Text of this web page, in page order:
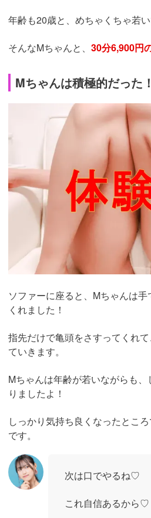
年齢も20歳と、めちゃくちゃ若い
そんなMちゃんと、 30分6,900円
Mちゃんは積極的だった！
ソファーに座ると、Mちゃんは
くれました！
指先だけで亀頭をさすってくれて
ていきます。
Mちゃんは年齢が若いながらも
りましたよ！
しっかり気持ち良くなったとこ
です。
次は口でやるね♡
これ自信あるから♡